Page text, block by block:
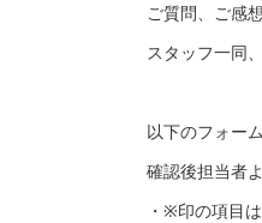
ご質問、ご感
スタッフ一同
以下のフォー
確認後担当者
・※印の項目